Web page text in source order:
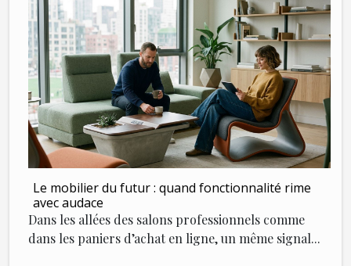
Le mobilier du futur : quand fonctionnalité rime
avec audace
Dans les allées des salons professionnels comme
dans les paniers d’achat en ligne, un même signal...